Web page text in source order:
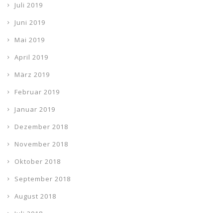
Juli 2019
Juni 2019
Mai 2019
April 2019
März 2019
Februar 2019
Januar 2019
Dezember 2018
November 2018
Oktober 2018
September 2018
August 2018